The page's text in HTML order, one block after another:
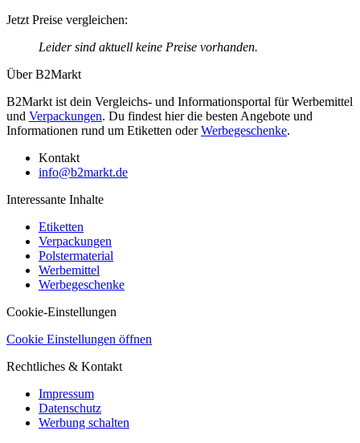
Jetzt Preise vergleichen:
Leider sind aktuell keine Preise vorhanden.
Über B2Markt
B2Markt ist dein Vergleichs- und Informationsportal für Werbemittel
und Verpackungen. Du findest hier die besten Angebote und
Informationen rund um Etiketten oderWerbegeschenke.
Kontakt
info@b2markt.de
Interessante Inhalte
Etiketten
Verpackungen
Polstermaterial
Werbemittel
Werbegeschenke
Cookie-Einstellungen
Cookie Einstellungen öffnen
Rechtliches & Kontakt
Impressum
Datenschutz
Werbung schalten